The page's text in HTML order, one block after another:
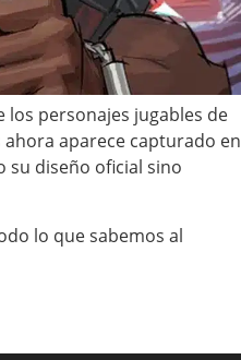
personajes jugables de
aparece capturado en
su diseño oficial sino
lo que sabemos al